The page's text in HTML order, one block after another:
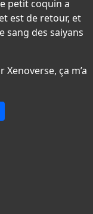
petit coquin a
est de retour, et
sang des saiyans
ça m’a